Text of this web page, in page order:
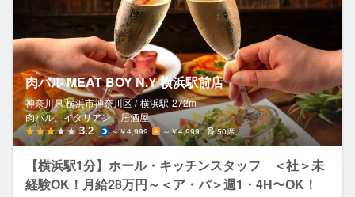
肉バル MEAT BOY N.Y 横浜駅前店
神奈川県 横浜市神奈川区 / 横浜駅 272m
肉バル、イタリアン、居酒屋
3.2 ～￥4,999 ～￥4,999 50席
【横浜駅1分】ホール・キッチンスタッフ ＜社＞未
経験OK！月給28万円～＜ア・パ＞週1・4H〜OK！